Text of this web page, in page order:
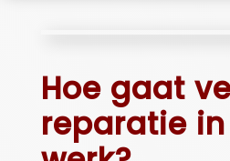
Hoe gaat
reparatie in